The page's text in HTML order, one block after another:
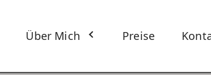
Über Mich Preise